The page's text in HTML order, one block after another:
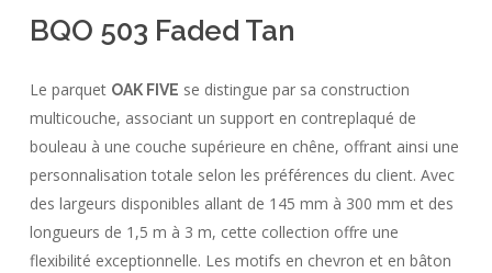
BQO 503 Faded Tan
Le parquet OAK FIVE se distingue par sa construction
multicouche, associant un support en contreplaqué de
bouleau à une couche supérieure en chêne, offrant ainsi une
personnalisation totale selon les préférences du client. Avec
des largeurs disponibles allant de 145 mm à 300 mm et des
longueurs de 1,5 m à 3 m, cette collection offre une
flexibilité exceptionnelle. Les motifs en chevron et en bâton